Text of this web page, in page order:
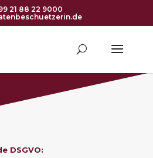
21 88 22 9000
DSGVO: